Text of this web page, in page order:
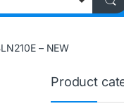
– NEW
Product